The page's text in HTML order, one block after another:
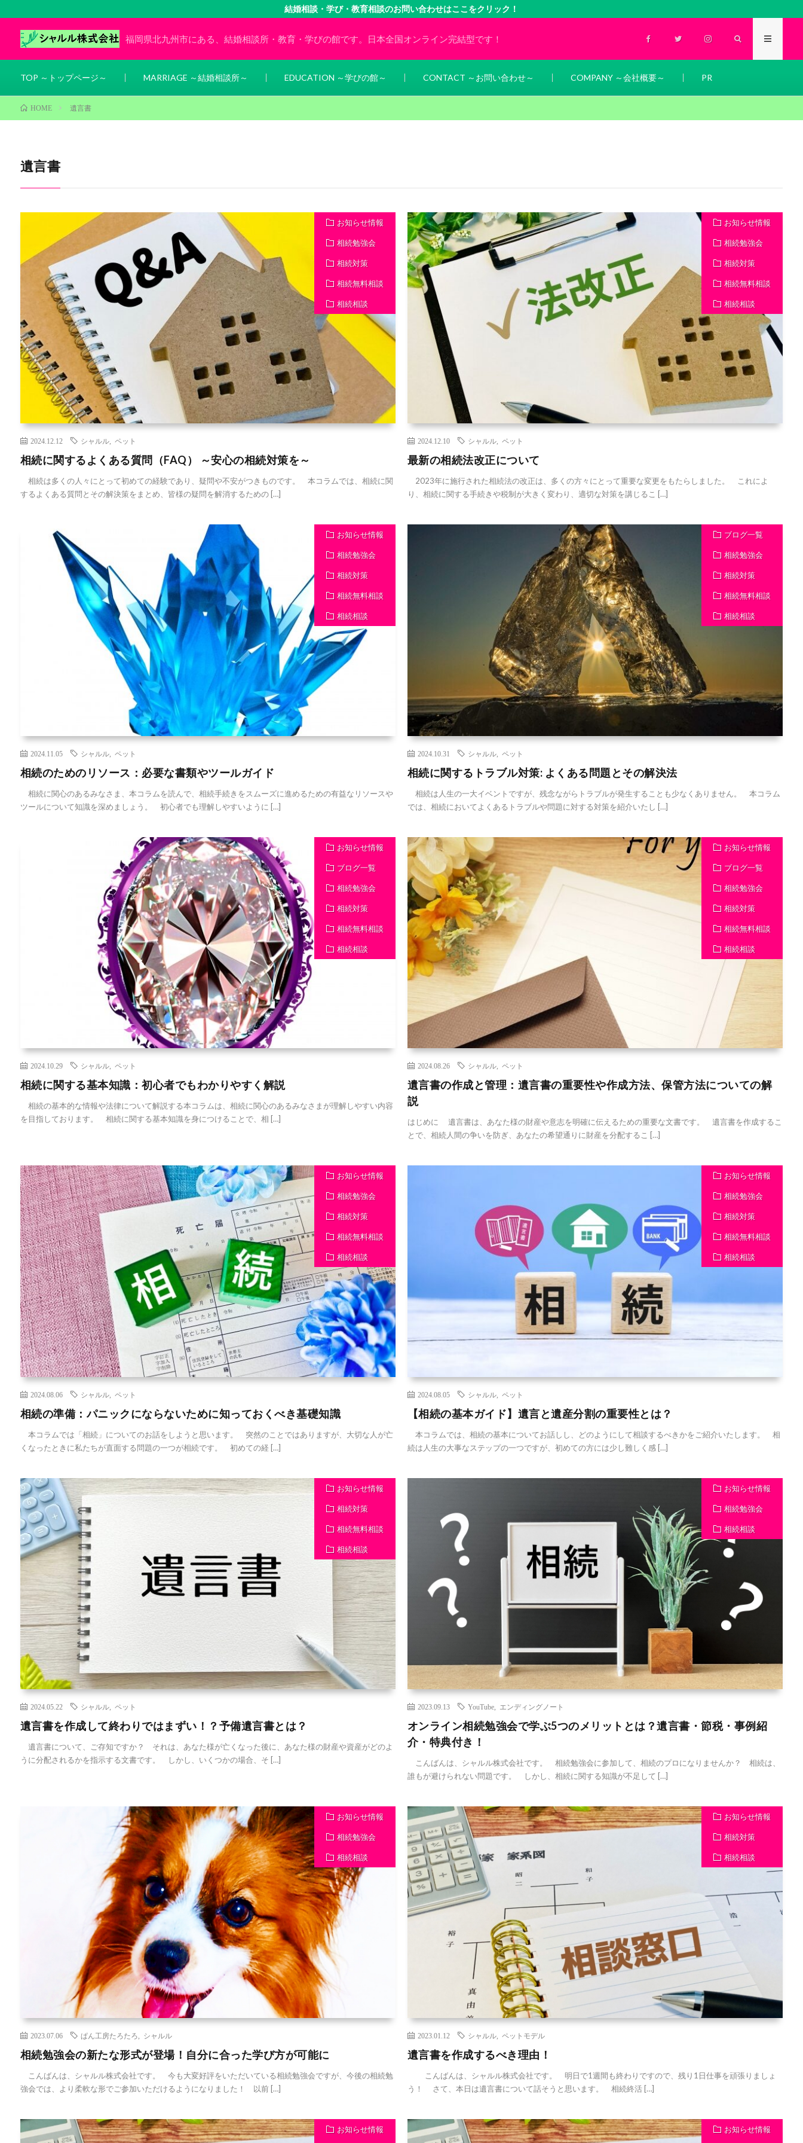
結婚相談・学び・教育相談のお問い合わせはここをクリック！
福岡県北九州市にある、結婚相談所・教育・学びの館です。日本全国オンライン完結型です！
TOP ～トップページ～ MARRIAGE ～結婚相談所～ EDUCATION ～学びの館～ CONTACT ～お問い合わせ～ COMPANY ～会社概要～ PR
HOME 遺言書
遺言書
お知らせ情報
相続勉強会
相続対策
相続無料相談
相続相談
2024.12.12 シャルル, ペット
相続に関するよくある質問（FAQ） ～安心の相続対策を～
相続は多くの人々にとって初めての経験であり、疑問や不安がつきものです。 本コラムでは、相続に関
するよくある質問とその解決策をまとめ、皆様の疑問を解消するための […]
お知らせ情報
相続勉強会
相続対策
相続無料相談
相続相談
2024.12.10 シャルル, ペット
最新の相続法改正について
2023年に施行された相続法の改正は、多くの方々にとって重要な変更をもたらしました。 これによ
り、相続に関する手続きや税制が大きく変わり、適切な対策を講じるこ […]
お知らせ情報
相続勉強会
相続対策
相続無料相談
相続相談
2024.11.05 シャルル, ペット
相続のためのリソース：必要な書類やツールガイド
相続に関心のあるみなさま、本コラムを読んで、相続手続きをスムーズに進めるための有益なリソースや
ツールについて知識を深めましょう。 初心者でも理解しやすいように […]
ブログ一覧
相続勉強会
相続対策
相続無料相談
相続相談
2024.10.31 シャルル, ペット
相続に関するトラブル対策: よくある問題とその解決法
相続は人生の一大イベントですが、残念ながらトラブルが発生することも少なくありません。 本コラム
では、相続においてよくあるトラブルや問題に対する対策を紹介いたし […]
お知らせ情報
ブログ一覧
相続勉強会
相続対策
相続無料相談
相続相談
2024.10.29 シャルル, ペット
相続に関する基本知識：初心者でもわかりやすく解説
相続の基本的な情報や法律について解説する本コラムは、相続に関心のあるみなさまが理解しやすい内容
を目指しております。 相続に関する基本知識を身につけることで、相 […]
お知らせ情報
ブログ一覧
相続勉強会
相続対策
相続無料相談
相続相談
2024.08.26 シャルル, ペット
遺言書の作成と管理：遺言書の重要性や作成方法、保管方法についての解
説
はじめに 遺言書は、あなた様の財産や意志を明確に伝えるための重要な文書です。 遺言書を作成するこ
とで、相続人間の争いを防ぎ、あなたの希望通りに財産を分配するこ […]
お知らせ情報
相続勉強会
相続対策
相続無料相談
相続相談
2024.08.06 シャルル, ペット
相続の準備：パニックにならないために知っておくべき基礎知識
本コラムでは「相続」についてのお話をしようと思います。 突然のことではありますが、大切な人が亡
くなったときに私たちが直面する問題の一つが相続です。 初めての経 […]
お知らせ情報
相続勉強会
相続対策
相続無料相談
相続相談
2024.08.05 シャルル, ペット
【相続の基本ガイド】遺言と遺産分割の重要性とは？
本コラムでは、相続の基本についてお話しし、どのようにして相談するべきかをご紹介いたします。 相
続は人生の大事なステップの一つですが、初めての方には少し難しく感 […]
お知らせ情報
相続対策
相続無料相談
相続相談
2024.05.22 シャルル, ペット
遺言書を作成して終わりではまずい！？予備遺言書とは？
遺言書について、ご存知ですか？ それは、あなた様が亡くなった後に、あなた様の財産や資産がどのよ
うに分配されるかを指示する文書です。 しかし、いくつかの場合、そ […]
お知らせ情報
相続勉強会
相続相談
2023.09.13 YouTube, エンディングノート
オンライン相続勉強会で学ぶ5つのメリットとは？遺言書・節税・事例紹
介・特典付き！
こんばんは、シャルル株式会社です。 相続勉強会に参加して、相続のプロになりませんか？ 相続は、
誰もが避けられない問題です。 しかし、相続に関する知識が不足して […]
お知らせ情報
相続勉強会
相続相談
2023.07.06 ぱん工房たろたろ シャルル
相続勉強会の新たな形式が登場！自分に合った学び方が可能に
こんばんは、シャルル株式会社です。 今も大変好評をいただいている相続勉強会ですが、今後の相続勉
強会では、より柔軟な形でご参加いただけるようになりました！ 以前 […]
お知らせ情報
相続対策
相続相談
2023.01.12 シャルル, ペットモデル
遺言書を作成するべき理由！
こんばんは、シャルル株式会社です。 明日で1週間も終わりですので、残り1日仕事を頑張りましょ
う！ さて、本日は遺言書について話そうと思います。 相続終活 […]
お知らせ情報 お知らせ情報